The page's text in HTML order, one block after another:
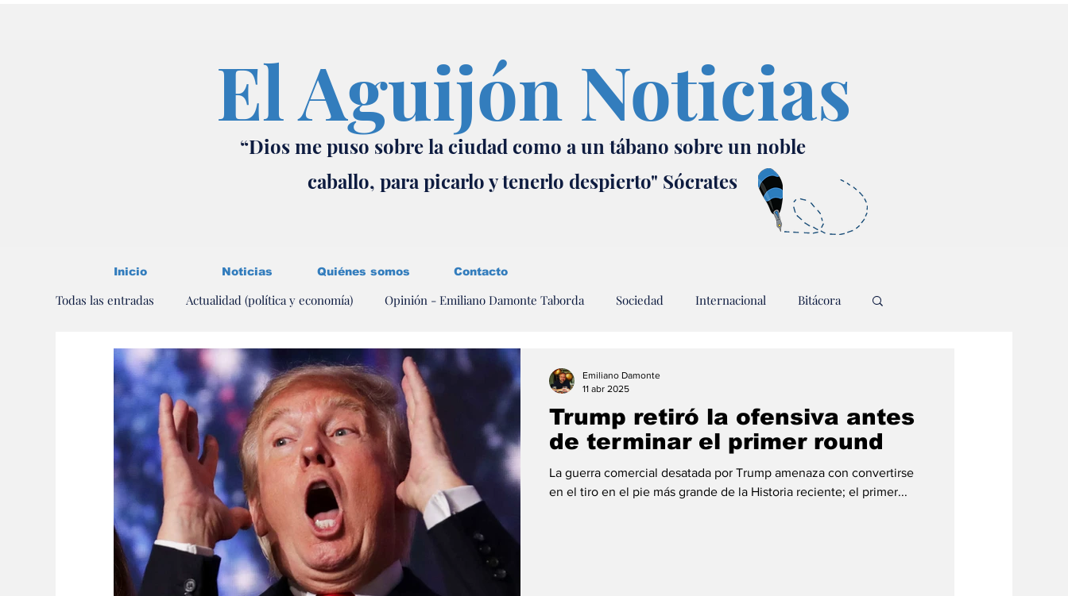
El Aguijón Noticias
“Dios me puso sobre la ciudad como a un tábano sobre un noble
caballo, para picarlo y tenerlo despierto" Sócrates
Todas las entradas Actualidad (política y economía) Opinión - Emiliano Damonte Taborda Sociedad Internacional Bitácora
Ambiente Editorial Economía y Producción #economia #consumo
Trump retiró la ofensiva antes
de terminar el primer round
La guerra comercial desatada por Trump amenaza con convertirse
en el tiro en el pie más grande de la Historia reciente; el primer...
Emiliano Damonte
11 abr 2025
Inicio Noticias Quiénes somos Contacto